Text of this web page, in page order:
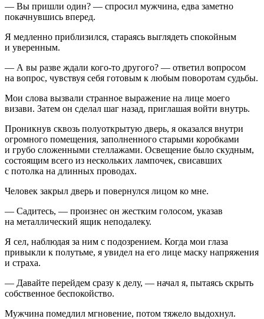
— Вы пришли один? — спросил мужчина, едва заметно
покачнувшись вперед.
Я медленно приблизился, стараясь выглядеть спокойным
и уверенным.
— А вы разве ждали кого-то другого? — ответил вопросом
на вопрос, чувствуя себя готовым к любым поворотам судьбы.
Мои слова вызвали странное выражение на лице моего
визави. Затем он сделал шаг назад, приглашая войти внутрь.
Проникнув сквозь полуоткрытую дверь, я оказался внутри
огромного помещения, заполненного старыми коробками
и грубо сложенными стеллажами. Освещение было скудным,
состоящим всего из нескольких лампочек, свисавших
с потолка на длинных проводах.
Человек закрыл дверь и повернулся лицом ко мне.
— Садитесь, — произнес он жестким голосом, указав
на металлический ящик неподалеку.
Я сел, наблюдая за ним с подозрением. Когда мои глаза
привыкли к полутьме, я увидел на его лице маску напряжения
и страха.
— Давайте перейдем сразу к делу, — начал я, пытаясь скрыть
собственное беспокойство.
Мужчина помедлил мгновение, потом тяжело выдохнул.